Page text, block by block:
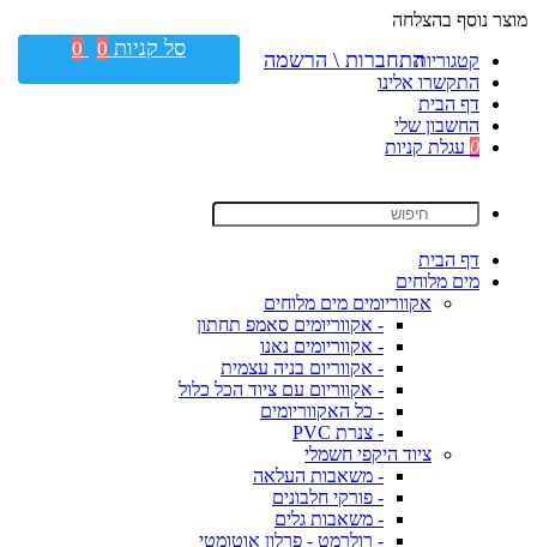
מוצר נוסף בהצלחה
קטגוריות
התקשרו אלינו
דף הבית
החשבון שלי
0 עגלת קניות
דף הבית
מים מלוחים
אקווריומים מים מלוחים
- אקווריומים סאמפ תחתון
- אקווריומים נאנו
- אקווריום בניה עצמית
- אקווריום עם ציוד הכל כלול
- כל האקווריומים
- צנרת PVC
ציוד היקפי חשמלי
- משאבות העלאה
- פורקי חלבונים
- משאבות גלים
- רולרמט - פרלון אוטומטי
התחברות \ הרשמה סל קניות 0
0